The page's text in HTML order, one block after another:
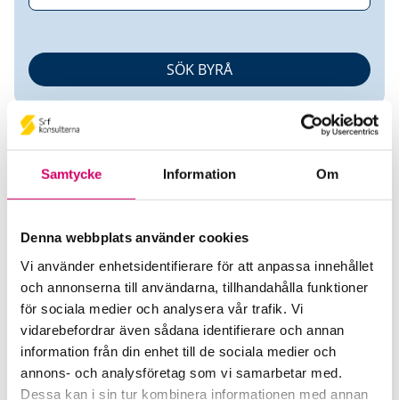
Samtycke Information Om
Denna webbplats använder cookies
Vi använder enhetsidentifierare för att anpassa innehållet
och annonserna till användarna, tillhandahålla funktioner
för sociala medier och analysera vår trafik. Vi
vidarebefordrar även sådana identifierare och annan
information från din enhet till de sociala medier och
annons- och analysföretag som vi samarbetar med.
Dessa kan i sin tur kombinera informationen med annan
3vlig i Dalarna AB
Srf Auktoriserade konsulter
Markus Eriksson
Skicka e-post